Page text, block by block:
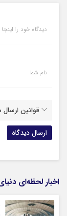
دیدگاه خود را
نام شما
قوانین ارسال
اخبار لحظه‌ای